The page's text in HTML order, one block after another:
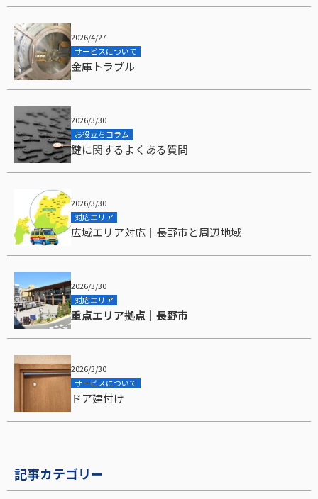
2026/4/27
サービスについて
金庫トラブル
2026/3/30
お役立ちコラム
鍵に関するよくある質問
2026/3/30
対応エリア
広域エリア対応｜長野市と周辺地域
2026/3/30
対応エリア
重点エリア拠点｜長野市
2026/3/30
サービスについて
ドア建付け
記事カテゴリー